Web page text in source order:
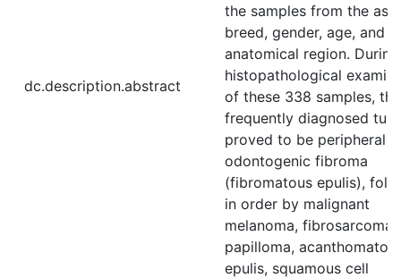
dc.description.abstract
the samples from the
breed, gender, age, and
anatomical region.
histopathological
of these 338 samples,
frequently diagnosed
proved to be peripheral
odontogenic fibroma
(fibromatous epulis),
in order by malignant
melanoma, fibrosarcoma,
papilloma,
epulis, squamous cell